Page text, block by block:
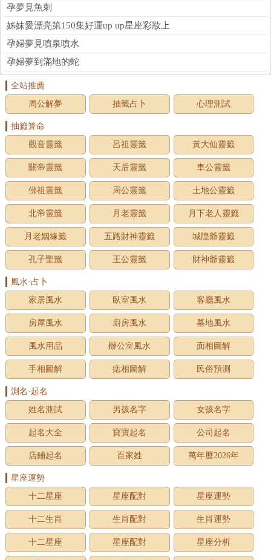
孕夢見魚刺
姊妹愛漂亮第150集好運up up星座彩妝上
孕婦夢見噴泉噴水
孕婦夢到滿地的蛇
全站推薦
周公解夢
抽籤占卜 心理測試
抽籤算命
觀音靈籤
呂祖靈籤 黃大仙靈籤
關帝靈籤 天后靈籤 車公靈籤
佛祖靈籤 周公靈籤 土地公靈籤
北帝靈籤 月老靈籤 月下老人靈籤
月老姻緣籤 五路財神靈籤 城隍爺靈籤
孔子聖籤 王公靈籤 財神爺靈籤
風水·占卜
家居風水
臥室風水 客廳風水
房屋風水 廚房風水 墓地風水
風水用品 辦公室風水 面相圖解
手相圖解 痣相圖解 民俗預測
測名·起名
姓名測試
男孩名字 女孩名字
起名大全 寶寶起名 公司起名
店鋪起名 百家姓 萬年曆2026年
星座運勢
十二星座
星座配對 星座運勢
十二生肖 生肖配對 生肖運勢
十二星座 星座配對 星座分析